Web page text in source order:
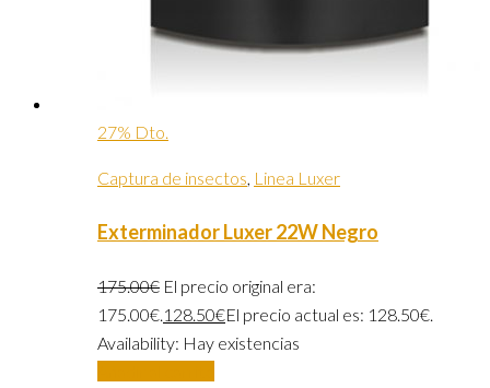
27% Dto.
Captura de insectos, Linea Luxer
Exterminador Luxer 22W Negro
175.00€ El precio original era:
175.00€.128.50€El precio actual es: 128.50€.
Availability: Hay existencias